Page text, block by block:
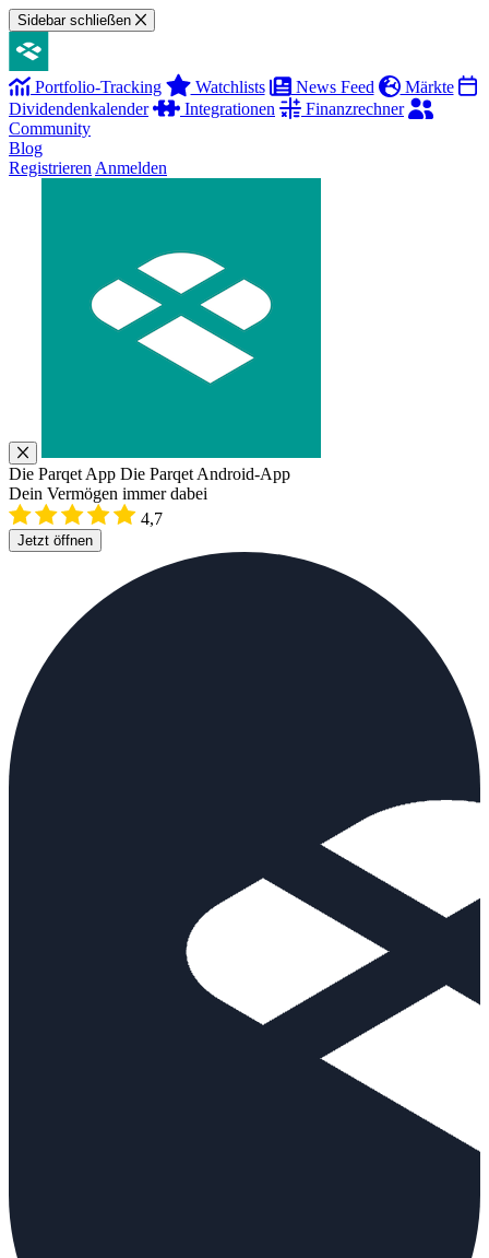
Sidebar schließen
Portfolio-Tracking Watchlists News Feed
Märkte
Dividendenkalender
Integrationen
Finanzrechner
Community
Blog
Registrieren Anmelden
Die Parqet App Die Parqet Android-App
Dein Vermögen immer dabei
4,7
Jetzt öffnen